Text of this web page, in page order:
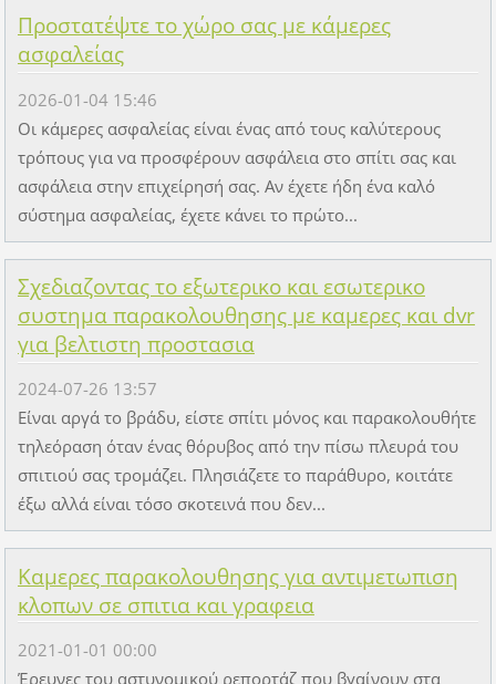
Προστατέψτε το χώρο σας με κάμερες
ασφαλείας
2026-01-04 15:46
Οι κάμερες ασφαλείας είναι ένας από τους καλύτερους
τρόπους για να προσφέρουν ασφάλεια στο σπίτι σας και
ασφάλεια στην επιχείρησή σας. Αν έχετε ήδη ένα καλό
σύστημα ασφαλείας, έχετε κάνει το πρώτο...
Σχεδιαζοντας το εξωτερικο και εσωτερικο
συστημα παρακολουθησης με καμερες και dvr
για βελτιστη προστασια
2024-07-26 13:57
Είναι αργά το βράδυ, είστε σπίτι μόνος και παρακολουθήτε
τηλεόραση όταν ένας θόρυβος από την πίσω πλευρά του
σπιτιού σας τρομάζει. Πλησιάζετε το παράθυρο, κοιτάτε
έξω αλλά είναι τόσο σκοτεινά που δεν...
Καμερες παρακολουθησης για αντιμετωπιση
κλοπων σε σπιτια και γραφεια
2021-01-01 00:00
Έρευνες του αστυνομικού ρεπορτάζ που βγαίνουν στα